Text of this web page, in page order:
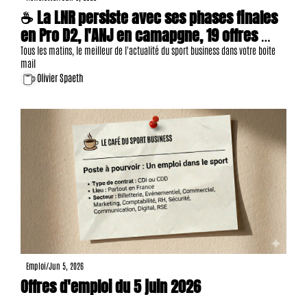
☕ La LNR persiste avec ses phases finales
en Pro D2, l'ANJ en camapgne, 19 offres
d'emploi, etc.
Tous les matins, le meilleur de l'actualité du sport business dans votre boite
mail
Olivier Spaeth
Emploi/Jun 5, 2026
Offres d'emploi du 5 juin 2026